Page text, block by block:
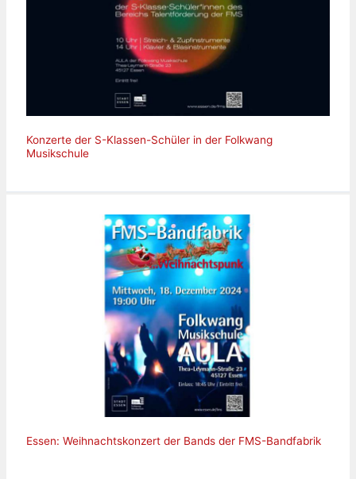
Konzerte der S-Klassen-Schüler in der Folkwang
Musikschule
Essen: Weihnachtskonzert der Bands der FMS-Bandfabrik